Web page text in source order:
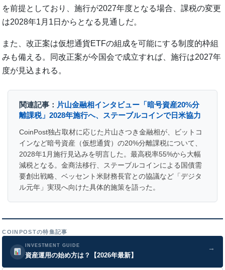
を前提としており、施行が2027年度となる場合、課税の変更
は2028年1月1日からとなる見通しだ。
また、改正案は仮想通貨ETFの組成を可能にする制度的枠組
みも備える。同改正案が今国会で成立すれば、施行は2027年
度が見込まれる。
関連記事： 片山金融相インタビュー「暗号資産20%分
離課税」2028年施行へ、ステーブルコインで日米協力
CoinPost独占取材に応じた片山さつき金融相が、ビットコ
インなど暗号資産（仮想通貨）の20%分離課税について、
2028年1月施行見込みを明言した。最高税率55%から大幅
減税となる。金商法移行、ステーブルコインによる国債需
要創出戦略、ベッセント米財務長官との協議など「デジタ
ル元年」実現へ向けた具体的施策を語った。
COINPOSTの特集記事
INVESTMENT GUIDE
資産運用の始め方は？【2026年最新】
→